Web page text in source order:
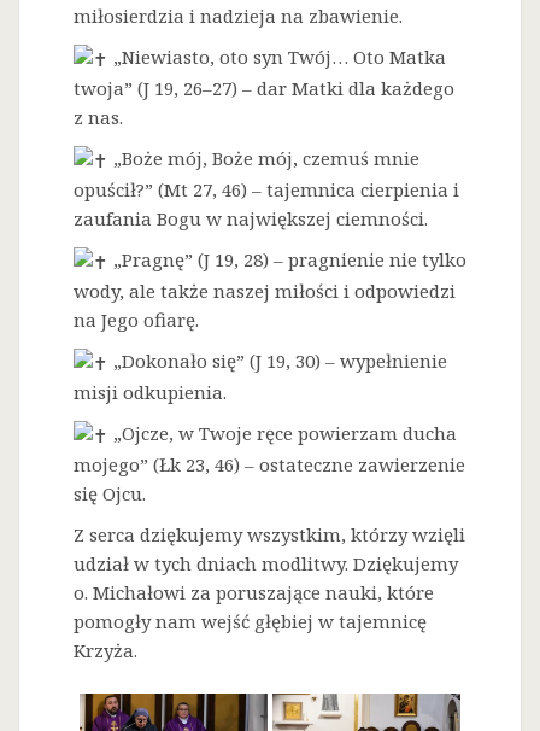
miłosierdzia i nadzieja na zbawienie.
„Niewiasto, oto syn Twój… Oto Matka
twoja” (J 19, 26–27) – dar Matki dla każdego
z nas.
„Boże mój, Boże mój, czemuś mnie
opuścił?” (Mt 27, 46) – tajemnica cierpienia i
zaufania Bogu w największej ciemności.
„Pragnę” (J 19, 28) – pragnienie nie tylko
wody, ale także naszej miłości i odpowiedzi
na Jego ofiarę.
„Dokonało się” (J 19, 30) – wypełnienie
misji odkupienia.
„Ojcze, w Twoje ręce powierzam ducha
mojego” (Łk 23, 46) – ostateczne zawierzenie
się Ojcu.
Z serca dziękujemy wszystkim, którzy wzięli
udział w tych dniach modlitwy. Dziękujemy
o. Michałowi za poruszające nauki, które
pomogły nam wejść głębiej w tajemnicę
Krzyża.